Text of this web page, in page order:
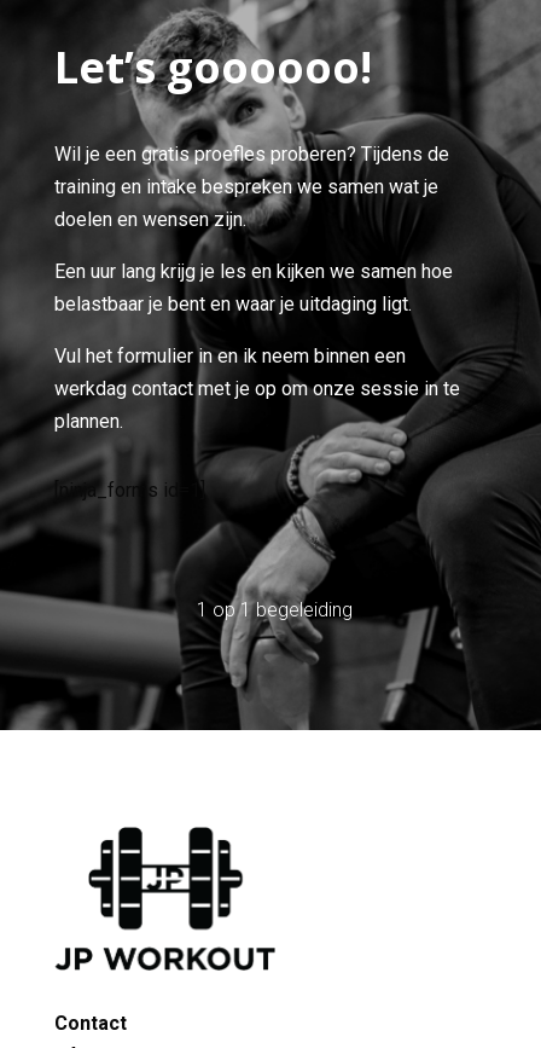
Let’s goooooo!
Wil je een gratis proefles proberen? Tijdens de
training en intake bespreken we samen wat je
doelen en wensen zijn.
Een uur lang krijg je les en kijken we samen hoe
belastbaar je bent en waar je uitdaging ligt.
Vul het formulier in en ik neem binnen een
werkdag contact met je op om onze sessie in te
plannen.
[ninja_forms id=1]Uniek plan o.b.v. jouw doelen
Alleen of samen sporten
1 op 1 begeleiding
15 jaar ervaring
Contact